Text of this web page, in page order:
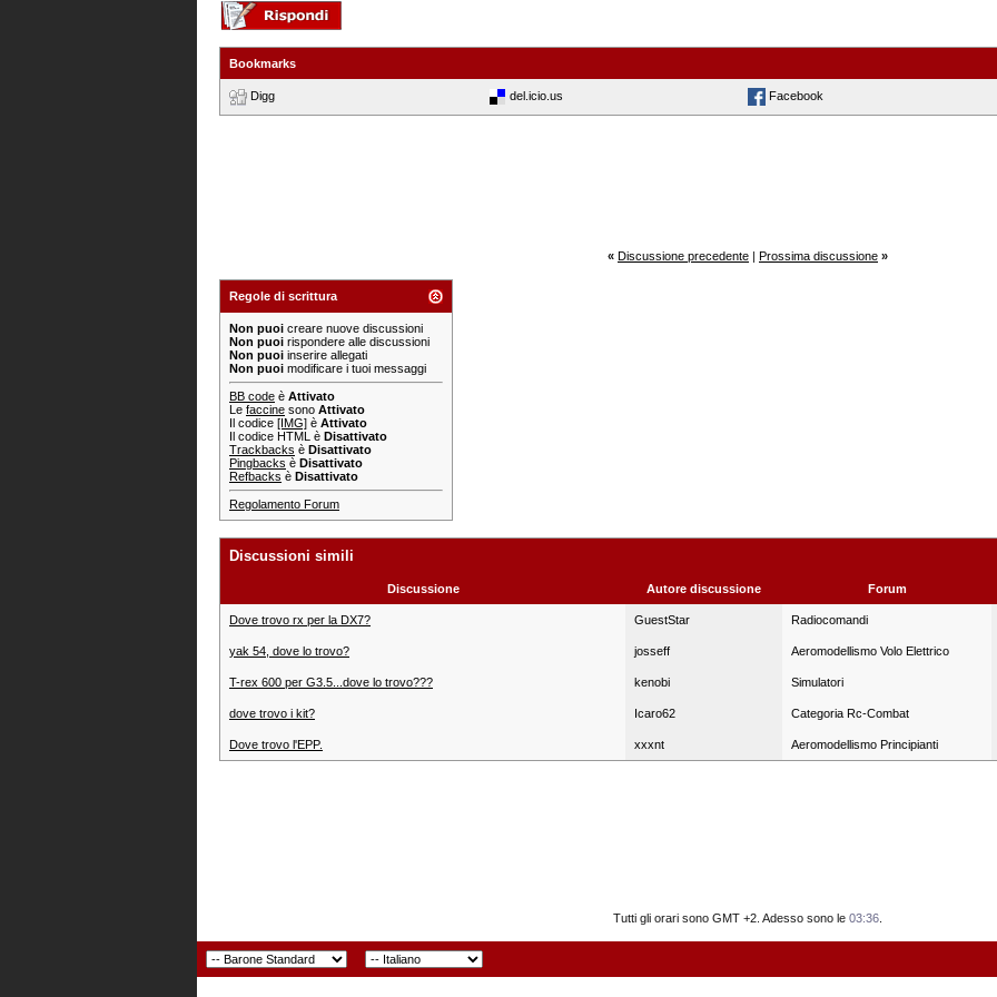
Bookmarks
Digg del.icio.us Facebook
« Discussione precedente | Prossima discussione »
Regole di scrittura
Non puoi creare nuove discussioni
Non puoi rispondere alle discussioni
Non puoi inserire allegati
Non puoi modificare i tuoi messaggi
BB code è Attivato
Le faccine sono Attivato
Il codice [IMG] è Attivato
Il codice HTML è Disattivato
Trackbacks è Disattivato
Pingbacks è Disattivato
Refbacks è Disattivato
Regolamento Forum
Discussioni simili
Discussione Autore discussione Forum
Dove trovo rx per la DX7? GuestStar Radiocomandi
yak 54, dove lo trovo? josseff Aeromodellismo Volo Elettrico
T-rex 600 per G3.5...dove lo trovo??? kenobi Simulatori
dove trovo i kit? Icaro62 Categoria Rc-Combat
Dove trovo l'EPP. xxxnt Aeromodellismo Principianti
Tutti gli orari sono GMT +2. Adesso sono le 03:36